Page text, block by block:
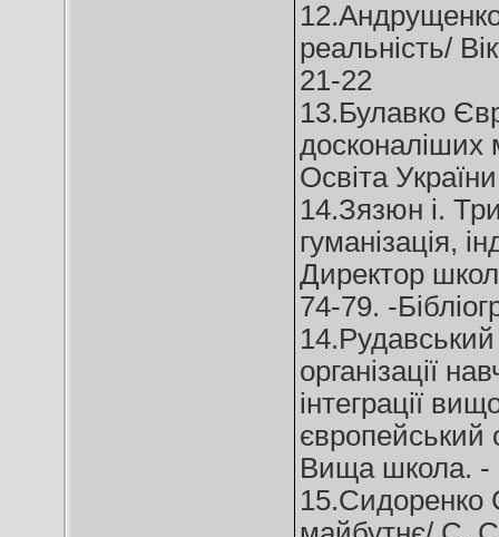
12.Андрущенко
реальність/
21-22
13.Булавко
досконаліших
Освіта
14.Зязюн і.
гуманізація,
Директор
74-79. -
організації
інтеграції
європейський
Вища школа. -
15.Сидоренко